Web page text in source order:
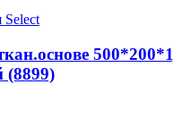
Select
(8899)